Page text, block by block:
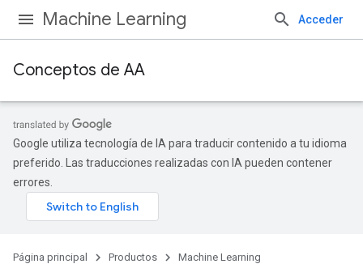
Machine Learning Acceder
Conceptos de AA
Google utiliza tecnología de IA para traducir contenido a tu idioma
preferido. Las traducciones realizadas con IA pueden contener
errores.
Página principal Productos
Machine Learning